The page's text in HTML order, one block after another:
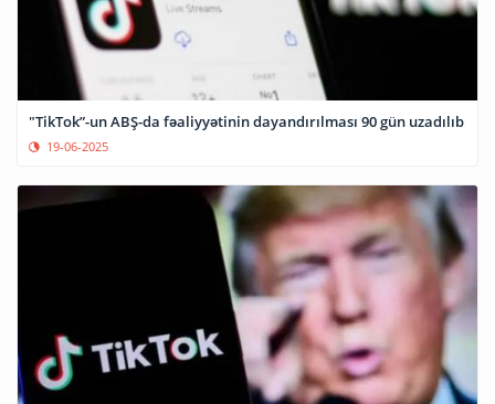
"TikTok”-un ABŞ-da fəaliyyətinin dayandırılması 90 gün uzadılıb
19-06-2025